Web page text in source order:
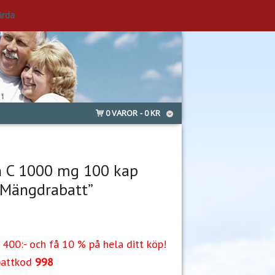
0 VAROR 0 KR
1000 mg 100 kap
och få 10 % på hela ditt köp!
998